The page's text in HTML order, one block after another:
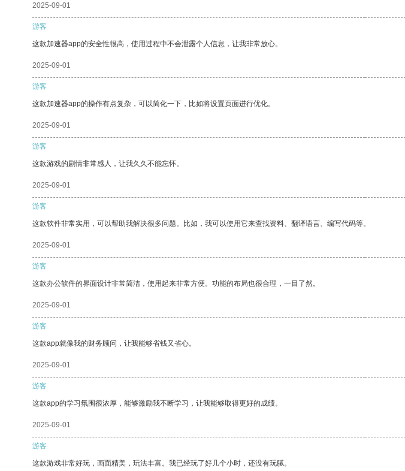
2025-09-01
游客
这款加速器app的安全性很高，使用过程中不会泄露个人信息，让我非常放心。
2025-09-01
游客
这款加速器app的操作有点复杂，可以简化一下，比如将设置页面进行优化。
2025-09-01
游客
这款游戏的剧情非常感人，让我久久不能忘怀。
2025-09-01
游客
这款软件非常实用，可以帮助我解决很多问题。比如，我可以使用它来查找资料、翻译语言、编写代码等。
2025-09-01
游客
这款办公软件的界面设计非常简洁，使用起来非常方便。功能的布局也很合理，一目了然。
2025-09-01
游客
这款app就像我的财务顾问，让我能够省钱又省心。
2025-09-01
游客
这款app的学习氛围很浓厚，能够激励我不断学习，让我能够取得更好的成绩。
2025-09-01
游客
这款游戏非常好玩，画面精美，玩法丰富。我已经玩了好几个小时，还没有玩腻。